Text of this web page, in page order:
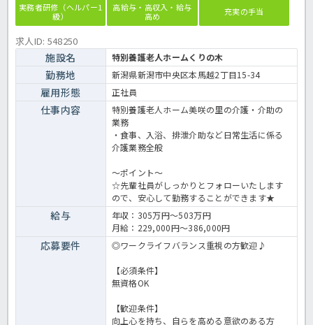
実務者研修（ヘルパー1
級）
高給与・高収入・給与
高め
充実の手当
求人ID: 548250
施設名 特別養護老人ホームくりの木
勤務地 新潟県新潟市中央区本馬越2丁目15-34
雇用形態 正社員
仕事内容
特別養護老人ホーム美咲の里の介護・介助の
業務
・食事、入浴、排泄介助など日常生活に係る
介護業務全般
～ポイント～
☆先輩社員がしっかりとフォローいたします
ので、安心して勤務することができます★
給与
年収：305万円～503万円
月給：229,000円～386,000円
応募要件 ◎ワークライフバランス重視の方歓迎♪
【必須条件】
無資格OK
【歓迎条件】
向上心を持ち、自らを高める意欲のある方